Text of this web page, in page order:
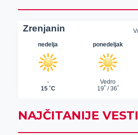
NAJČITANIJE VESTI